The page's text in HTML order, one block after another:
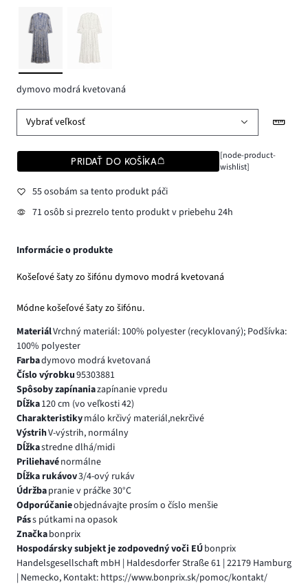
dymovo modrá kvetovaná
Vybrať veľkosť
PRIDAŤ DO KOŠÍKA
[node-product-
wishlist]
55 osobám sa tento produkt páči
71 osôb si prezrelo tento produkt v priebehu 24h
Informácie o produkte
Košeľové šaty zo šifónu dymovo modrá kvetovaná
Módne košeľové šaty zo šifónu.
MateriálVrchný materiál: 100% polyester (recyklovaný); Podšívka:
100% polyester
Farbadymovo modrá kvetovaná
Číslo výrobku95303881
Spôsoby zapínaniazapínanie vpredu
Dĺžka120 cm (vo veľkosti 42)
Charakteristikymálo krčivý materiál,nekrčivé
VýstrihV-výstrih, normálny
Dĺžkastredne dlhá/midi
Priliehavénormálne
Dĺžka rukávov3/4-ový rukáv
Údržbapranie v práčke 30°C
Odporúčanieobjednávajte prosím o číslo menšie
Páss pútkami na opasok
Značkabonprix
Hospodársky subjekt je zodpovedný voči EÚbonprix
Handelsgesellschaft mbH | Haldesdorfer Straße 61 | 22179 Hamburg
| Nemecko, Kontakt: https://www.bonprix.sk/pomoc/kontakt/